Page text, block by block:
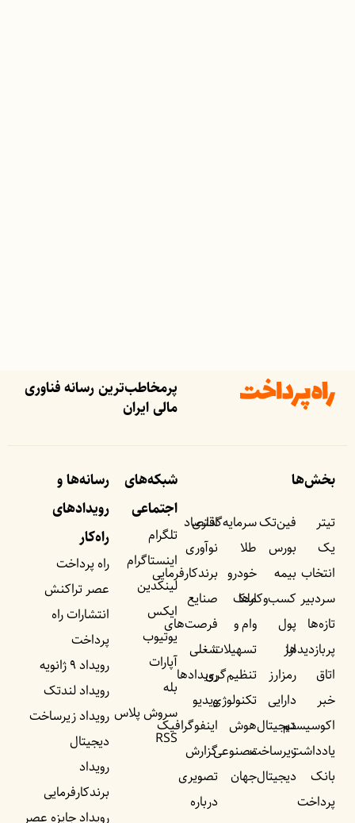
پرمخاطب‌ترین رسانه فناوری
مالی ایران
بخش‌ها
تیتر
یک
انتخاب
سردبیر
تازه‌ها
پربازدید‌ها
اتاق
خبر
اکوسیستم
یادداشت‌
بانک
پرداخت
فین‌تک
بورس
بیمه
کسب‌وکار‌ها
پول
ارز
رمزارز
دارایی
دیجیتال
زیرساخت
دیجیتال
سرمایه‌گذاری
طلا
خودرو
ملک
وام و
تسهیلات
تنظیم‌گری
تکنولوژی
هوش
مصنوعی
جهان
اقتصاد
نوآوری
برندکارفرمایی
صنایع
فرصت‌های
شغلی
رویداد‌ها
ویدیو
اینفوگرافیک
گزارش
تصویری
درباره
شبکه‌های
اجتماعی
تلگرام
اینستاگرام
لینکدین
ایکس
یوتیوب
آپارات
بله
سروش پلاس
RSS
رسانه‌ها و
رویداد‌های
راه‌کار
راه پرداخت
عصر تراکنش
انتشارات راه
پرداخت
رویداد ۹ ژانویه
رویداد لندتک
رویداد زیرساخت
دیجیتال
رویداد
برندکارفرمایی
رویداد جایزه عصر